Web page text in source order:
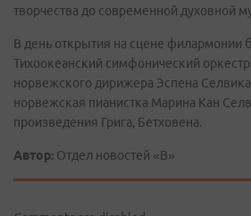
творчества до современной духовной
В день открытия на сцене филармонии
Тихоокеанский симфонический
норвежского дирижера Эспена
норвежская пианистка Марина Кан
произведения Грига, Бетховена.
Автор: Отдел новостей «В»